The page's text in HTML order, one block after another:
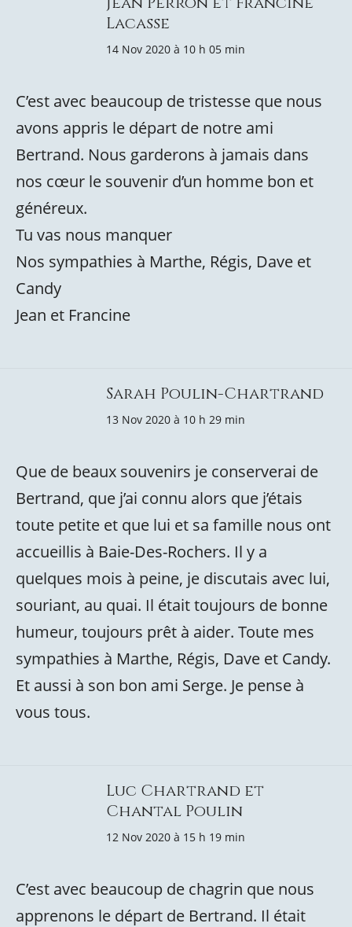
Lacasse
14 Nov 2020 à 10 h 05 min
C’est avec beaucoup de tristesse que nous
avons appris le départ de notre ami
Bertrand. Nous garderons à jamais dans
nos cœur le souvenir d’un homme bon et
généreux.
Tu vas nous manquer
Nos sympathies à Marthe, Régis, Dave et
Candy
Jean et Francine
Sarah Poulin-Chartrand
13 Nov 2020 à 10 h 29 min
Que de beaux souvenirs je conserverai de
Bertrand, que j’ai connu alors que j’étais
toute petite et que lui et sa famille nous ont
accueillis à Baie-Des-Rochers. Il y a
quelques mois à peine, je discutais avec lui,
souriant, au quai. Il était toujours de bonne
humeur, toujours prêt à aider. Toute mes
sympathies à Marthe, Régis, Dave et Candy.
Et aussi à son bon ami Serge. Je pense à
vous tous.
Luc Chartrand et
Chantal Poulin
12 Nov 2020 à 15 h 19 min
C’est avec beaucoup de chagrin que nous
apprenons le départ de Bertrand. Il était